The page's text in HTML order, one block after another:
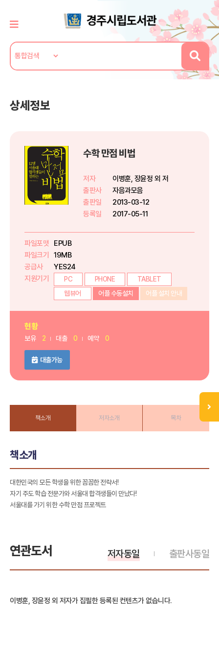
상세정보
수학 만점 비법
저자
이병훈, 장윤정 외 저
출판사
자음과모음
출판일
2013-03-12
등록일
2017-05-11
파일포맷
EPUB
파일크기
19MB
공급사
YES24
지원기기
PC PHONE
TABLET
웹뷰어
어플 수동설치 어플 설치 안내
현황
보유 2 대출 0 예약 0
대출가능
책소개 저자소개 목차
책소개
대한민국의 모든 학생을 위한 꼼꼼한 전략서!
자기 주도 학습 전문가와 서울대 합격생들이 만났다!
서울대를 가기 위한 수학 만점 프로젝트
연관도서 출판사동일
저자동일
이병훈, 장윤정 외 저자가 집필한 등록된 컨텐츠가 없습니다.